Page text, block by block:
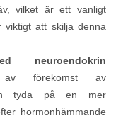
vilket är ett vanligt
viktigt att skilja denna
neuroendokrin
av förekomst av
tyda på en mer
hormonhämmande